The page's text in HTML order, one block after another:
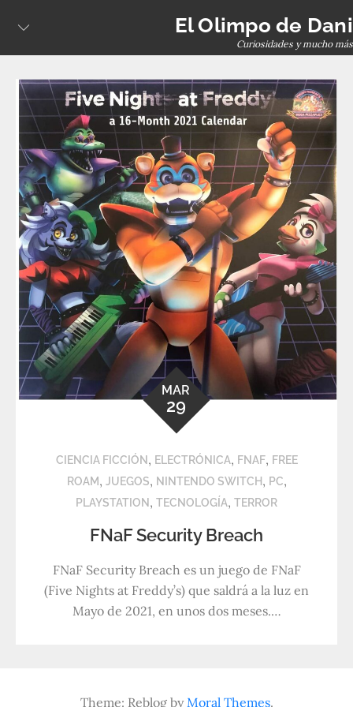
El Olimpo de Dani
Curiosidades y mucho más
MAR
29
CIENCIA FICCIÓN , ELECTRÓNICA, FNAF, FREE
ROAM, JUEGOS, NINTENDO SWITCH, PC,
PLAYSTATION , TECNOLOGÍA, TERROR
FNaF Security Breach
FNaF Security Breach es un juego de FNaF
(Five Nights at Freddy’s) que saldrá a la luz en
Mayo de 2021, en unos dos meses.…
Theme: Reblog byMoral Themes.